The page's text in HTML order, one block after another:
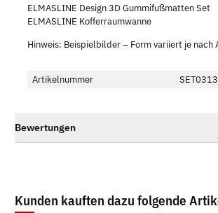
ELMASLINE Design 3D Gummifußmatten Set
ELMASLINE Kofferraumwanne
Hinweis: Beispielbilder – Form variiert je nach
Artikelnummer
Bewertungen
Kunden kauften dazu folgende